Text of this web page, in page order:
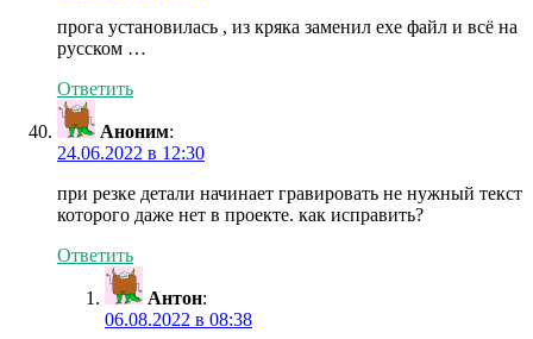
прога установилась , из кряка заменил exe файл и всё на
русском …
Ответить
Аноним:
24.06.2022 в 12:30
при резке детали начинает гравировать не нужный текст
которого даже нет в проекте. как исправить?
Ответить
Антон:
06.08.2022 в 08:38